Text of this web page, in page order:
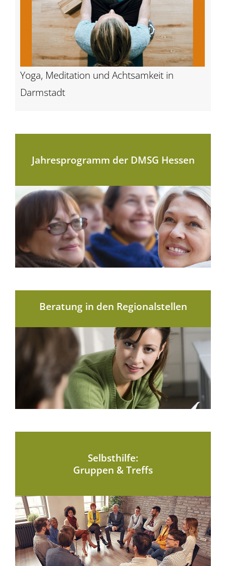
Yoga, Meditation und Achtsamkeit in
Darmstadt
Jahresprogramm der DMSG Hessen
Beratung in den Regionalstellen
Selbsthilfe:
Gruppen & Treffs